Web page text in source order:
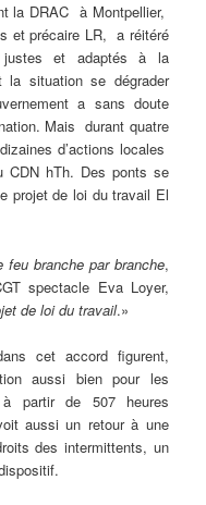
la DRAC à Montpellier,
et précaire LR, a réitéré
et adaptés à la
la situation se dégrader
a sans doute
Mais durant quatre
d’actions locales
CDN hTh. Des ponts se
projet de loi du travail El
branche par branche,
spectacle Eva Loyer,
de loi du travail.»
cet accord figurent,
aussi bien pour les
partir de 507 heures
aussi un retour à une
des intermittents, un